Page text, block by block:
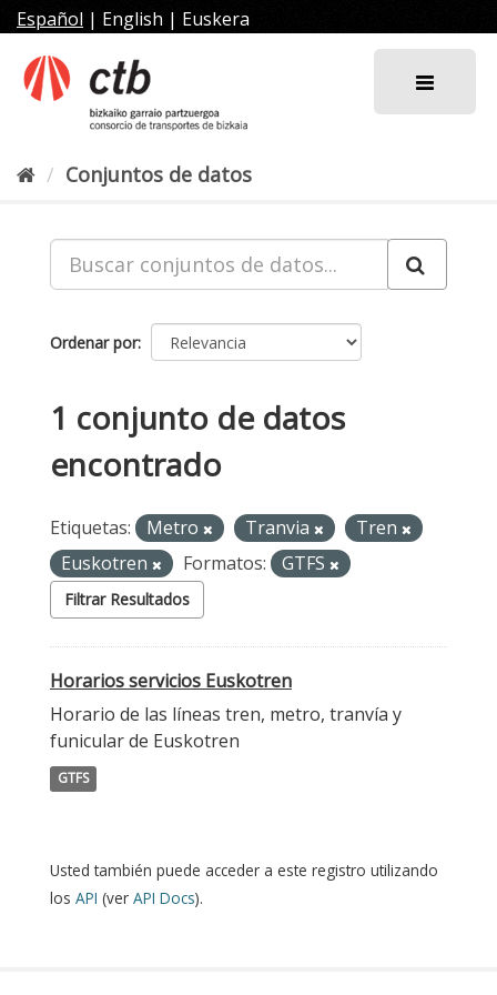
al
contenido
Español | English | Euskera
Conjuntos de datos
Ordenar por
1 conjunto de datos
encontrado
Etiquetas: Metro Tranvia
Tren
Euskotren
Formatos: GTFS
Filtrar Resultados
Horarios servicios Euskotren
Horario de las líneas tren, metro, tranvía y
funicular de Euskotren
GTFS
Usted también puede acceder a este registro utilizando
los API (ver API Docs).